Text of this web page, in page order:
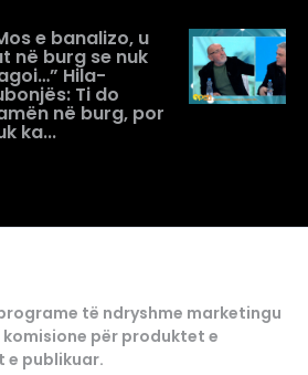
e banalizo, u
në burg se nuk
Hila-
Ti do
në burg, por
ka...
të ndryshme marketingu
për produktet e
e publikuar.